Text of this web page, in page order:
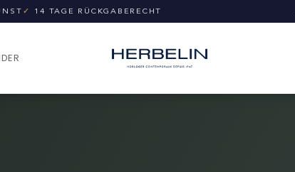
✓ 14 TAGE RÜCKGABERECHT